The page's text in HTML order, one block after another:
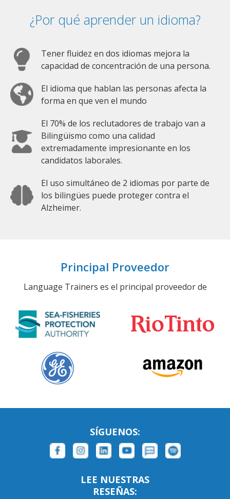
¿Por qué aprender un idioma?
Tener fluidez en dos idiomas mejora la
capacidad de concentración de una persona.
El idioma que hablan las personas afecta la
forma en que ven el mundo
El 70% de los reclutadores de trabajo van a
Bilingüismo como una calidad
extremadamente impresionante en los
candidatos laborales.
El uso simultáneo de 2 idiomas por parte de
los bilingües puede proteger contra el
Alzheimer.
Principal Proveedor
Language Trainers es el principal proveedor de
SÍGUENOS:
LEE NUESTRAS
RESEÑAS: